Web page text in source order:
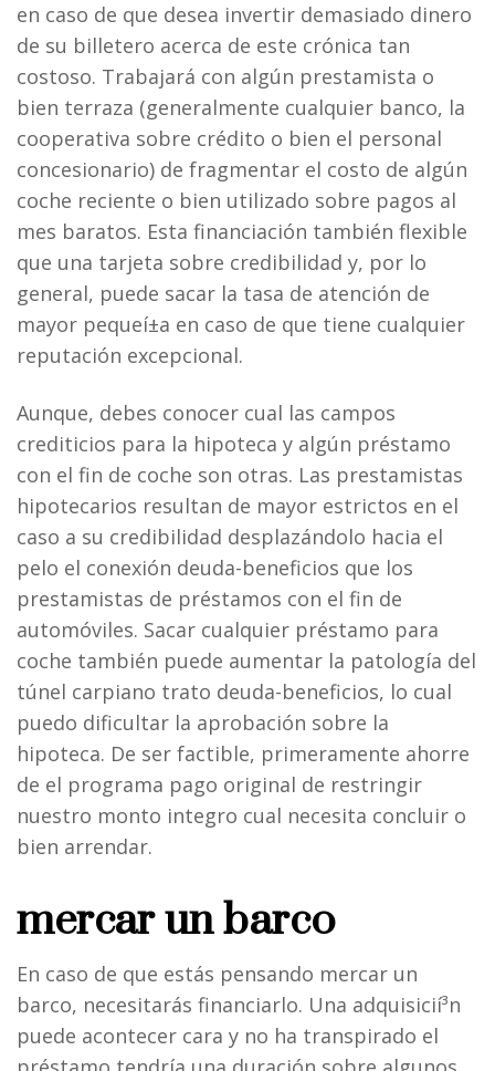
en caso de que desea invertir demasiado dinero
de su billetero acerca de este crónica tan
costoso. Trabajará con algún prestamista o
bien terraza (generalmente cualquier banco, la
cooperativa sobre crédito o bien el personal
concesionario) de fragmentar el costo de algún
coche reciente o bien utilizado sobre pagos al
mes baratos. Esta financiación también flexible
que una tarjeta sobre credibilidad y, por lo
general, puede sacar la tasa de atención de
mayor pequeí±a en caso de que tiene cualquier
reputación excepcional.
Aunque, debes conocer cual las campos
crediticios para la hipoteca y algún préstamo
con el fin de coche son otras. Las prestamistas
hipotecarios resultan de mayor estrictos en el
caso a su credibilidad desplazándolo hacia el
pelo el conexión deuda-beneficios que los
prestamistas de préstamos con el fin de
automóviles. Sacar cualquier préstamo para
coche también puede aumentar la patologí­a del
túnel carpiano trato deuda-beneficios, lo cual
puedo dificultar la aprobación sobre la
hipoteca. De ser factible, primeramente ahorre
de el programa pago original de restringir
nuestro monto integro cual necesita concluir o
bien arrendar.
mercar un barco
En caso de que estás pensando mercar un
barco, necesitarás financiarlo. Una adquisicií³n
puede acontecer cara y no ha transpirado el